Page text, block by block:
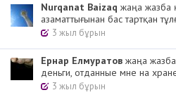
Nurqanat Baizaq жаңа жазба
азаматтығынан бас тартқан
3 жыл бұрын
Ернар Елмуратов жаңа
деньги, отданные мне на
3 жыл бұрын